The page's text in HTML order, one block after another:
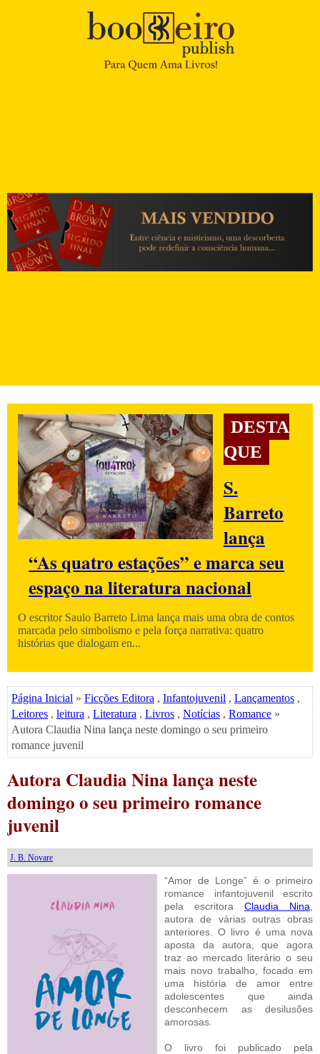
DESTA
QUE
S.
Barreto
lança
“As quatro estações” e marca seu
espaço na literatura nacional
O escritor Saulo Barreto Lima lança mais uma obra de contos
marcada pelo simbolismo e pela força narrativa: quatro
histórias que dialogam en...
Página Inicial » Ficções Editora , Infantojuvenil , Lançamentos ,
Leitores , leitura , Literatura , Livros , Notícias , Romance »
Autora Claudia Nina lança neste domingo o seu primeiro
romance juvenil
Autora Claudia Nina lança neste
domingo o seu primeiro romance
juvenil
J. B. Novare
“Amor de Longe” é o primeiro
romance infantojuvenil escrito
pela escritora Claudia Nina
autora de várias outras obras
anteriores. O livro é uma nova
aposta da autora, que agora
traz ao mercado literário o seu
mais novo trabalho, focado em
uma história de amor entre
adolescentes que ainda
desconhecem as desilusões
amorosas.
O livro foi publicado pela